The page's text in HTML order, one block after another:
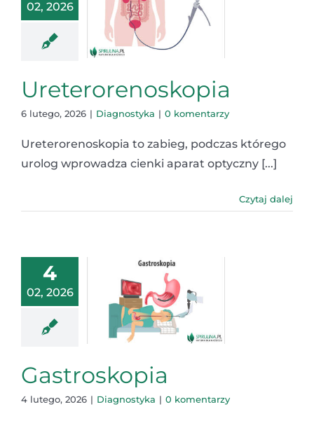
02, 2026
Ureterorenoskopia
6 lutego, 2026 | Diagnostyka | 0 komentarzy
Ureterorenoskopia to zabieg, podczas którego
urolog wprowadza cienki aparat optyczny [...]
Czytaj dalej
4
02, 2026
Gastroskopia
4 lutego, 2026 | Diagnostyka | 0 komentarzy